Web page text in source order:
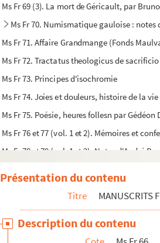
Ms Fr 69 (3). La mort de Géricault, par
Ms Fr 70. Numismatique gauloise :
Ms Fr 71. Affaire Grandmange (Fonds
Ms Fr 72. Tractatus theologicus de
Ms Fr 73. Principes d'isochromie
Ms Fr 74. Joies et douleurs, histoire de la
Ms Fr 75. Poésie, heures follesn par Gédéon
Ms Fr 76 et 77 (vol. 1 et 2). Mémoires et
Ms Fr 78 et 79 (vol. 1 et 2). Notes d'André
Ms Fr 83. Réplique pour le clergé de
Présentation du contenu
Titre MANUSCRITS
Description du contenu